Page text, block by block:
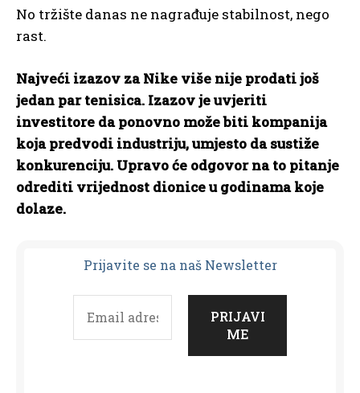
No tržište danas ne nagrađuje stabilnost, nego
rast.
Najveći izazov za Nike više nije prodati još
jedan par tenisica. Izazov je uvjeriti
investitore da ponovno može biti kompanija
koja predvodi industriju, umjesto da sustiže
konkurenciju. Upravo će odgovor na to pitanje
odrediti vrijednost dionice u godinama koje
dolaze.
Prijavite se na naš Newsletter